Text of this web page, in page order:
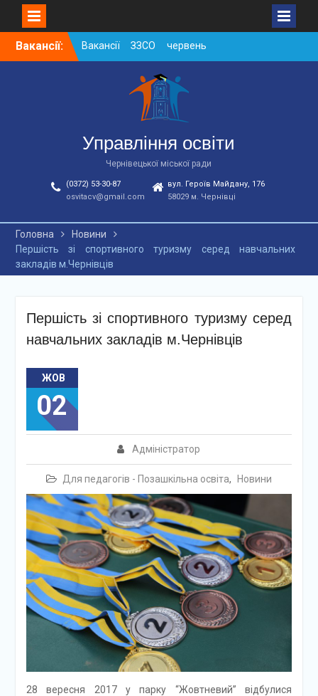
SkipВакансії:
Вакансії ЗЗСО червень
2026
Вакансії у ЗДО та
дошкільних підрозділах
ЗЗСО станом на
01.08.2026 р.
Вакансії ЗЗСО серпень
2026
Управління освіти
Чернівецької міської ради
(0372) 53-30-87
osvitacv@gmail.com
вул. Героїв Майдану, 176
58029 м. Чернівці
Головна
Новини
Першість зі спортивного туризму серед навчальних
закладів м.Чернівців
Першість зі спортивного туризму серед
навчальних закладів м.Чернівців
ЖОВ
02
Адміністратор
Для педагогів - Позашкільна освіта, Новини
28 вересня 2017 у парку “Жовтневий” відбулися